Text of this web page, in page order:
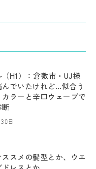
H1）：倉敷市・UJ様
んでいたけれど…似合う
カラーと辛口ウェーブで
断
日
スメの髪型とか、ウエ